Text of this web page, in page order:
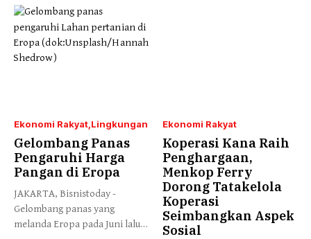
Ekonomi Rakyat Lingkungan
Gelombang Panas
Pengaruhi Harga
Pangan di Eropa
JAKARTA, Bisnistoday -
Gelombang panas yang
melanda Eropa pada Juni lalu
Ekonomi Rakyat
Koperasi Kana Raih
Penghargaan,
Menkop Ferry
Dorong Tatakelola
Koperasi
Seimbangkan Aspek
Sosial